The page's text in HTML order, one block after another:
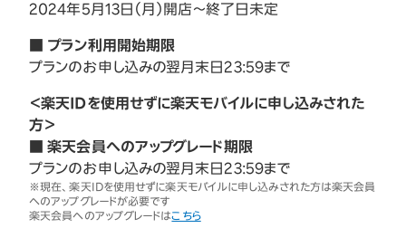
2024年5月13日（月）開店～終了日未定
■ プラン利用開始期限
プランのお申し込みの翌月末日23:59まで
＜楽天IDを使用せずに楽天モバイルに申し込みされた
方＞
■ 楽天会員へのアップグレード期限
プランのお申し込みの翌月末日23:59まで
※現在、楽天IDを使用せずに楽天モバイルに申し込みされた方は楽天会員
へのアップグレードが必要です
楽天会員へのアップグレードはこちら